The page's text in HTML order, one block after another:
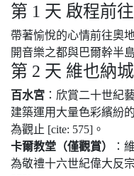
第 1 天 啟程前
帶著愉悅的心情前往奧
開音樂之都與巴爾幹半
第 2 天 維也納
百水宮 ：欣賞二十世紀
建築運用大量色彩繽紛
為觀止 [cite: 575]。
卡爾教堂（僅觀賞）
：
為敬禮十六世紀偉大反